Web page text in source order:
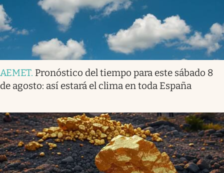
AEMET. Pronóstico del tiempo para este sábado 8
de agosto: así estará el clima en toda España